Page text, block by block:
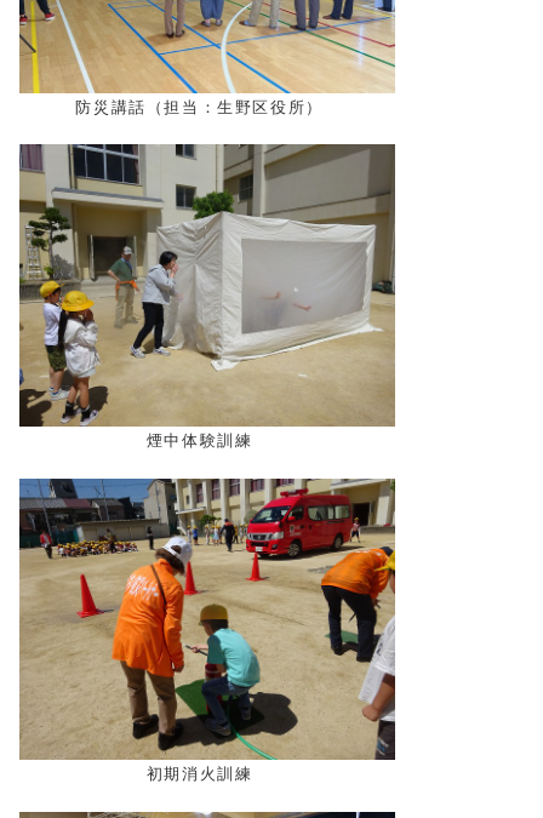
防災講話（担当：生野区役所）
煙中体験訓練
初期消火訓練